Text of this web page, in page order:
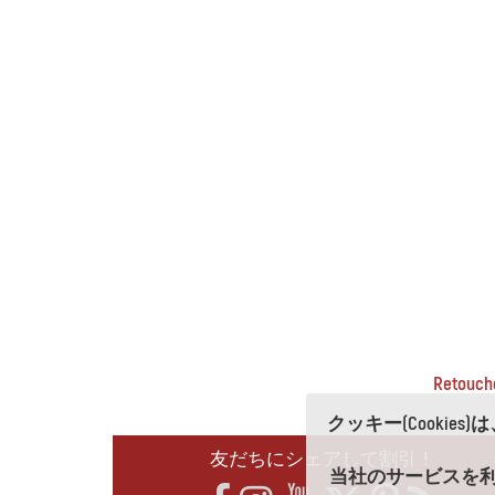
クッキー(Cookies)
当社のサービスを
友だちにシェアして割引！